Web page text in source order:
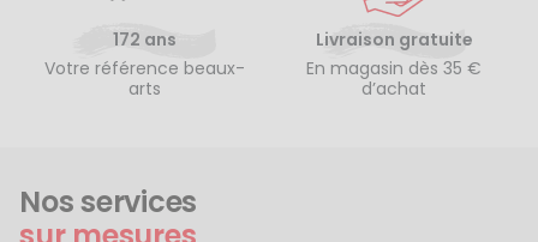
172 ans
Votre référence beaux-
arts
Livraison gratuite
En magasin dès 35 €
d’achat
Nos services